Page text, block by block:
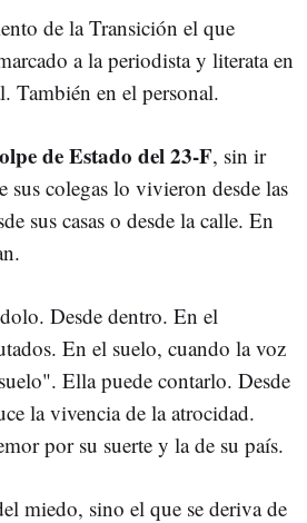
de la Transición el que
a la periodista y literata en
También en el personal.
de Estado del 23-F, sin ir
sus colegas lo vivieron desde las
sus casas o desde la calle. En
Desde dentro. En el
En el suelo, cuando la voz
Ella puede contarlo. Desde
la vivencia de la atrocidad.
por su suerte y la de su país.
miedo, sino el que se deriva de